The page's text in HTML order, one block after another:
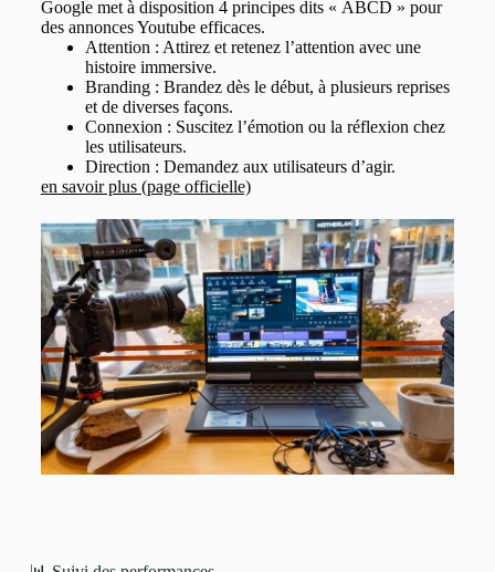
Google met à disposition 4 principes dits « ABCD » pour
des annonces Youtube efficaces.
Attention : Attirez et retenez l’attention avec une
histoire immersive.
Branding : Brandez dès le début, à plusieurs reprises
et de diverses façons.
Connexion : Suscitez l’émotion ou la réflexion chez
les utilisateurs.
Direction : Demandez aux utilisateurs d’agir.
en savoir plus (page officielle)